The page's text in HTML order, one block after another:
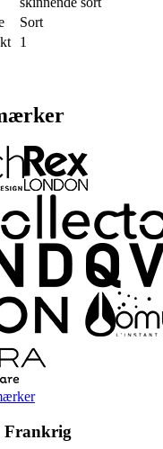
Sort
1
Frankrig